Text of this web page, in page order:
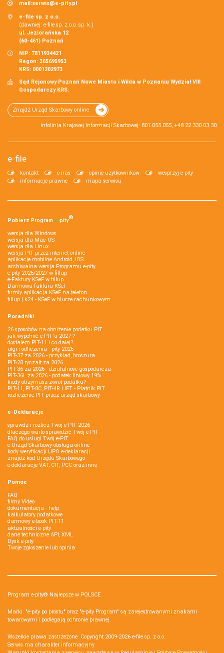
mail:serwis@e-pity.pl
e-file sp. z o.o.
(dawniej: e-file sp. z o.o. sp. k.)
ul. Jeziorańska 12
(60-461) Poznań
NIP: 7811934421
Regon: 365695953
KRS: 0001202973
Sąd Rejonowy Poznań Nowe Miasto i Wilda w Poznaniu Wydział VIII
Gospodarczy KRS.
Znajdź Urząd Skarbowy online
Infolinia Krajowej Informacji Skarbowej: 801 055 055, +48 22 330 03 30
e-file
kontakt o nas opinie użytkowników
wesprzyj e-pity
informacje prawne
mapa serwisu
Pobierz Program e‑pity®
wersja dla Windows
wersja dla Mac OS
wersja dla Linux
wersja PIT przez internet online
aplikacje mobilne Android, iOS
archiwalna wersja Programu e-pity
e-pity 2026/2027 w fillup
e‑Faktury KSeF w fillup
Darmowa faktura KSeF
firmly aplikacja KSeF na telefon
fillup | k24 - KSeF w biurze rachunkowym
Poradniki
26 sposobów na obniżenie podatku PIT
jak wypełnić e-PIT'a 2027 ?
dostałem PIT-11 i co dalej?
ulgi i odliczenia - pity 2026
PIT-37 za 2026 - przykład, broszura
PIT-28 ryczałt za 2026
PIT-36 za 2026 - działalność gospodarcza
PIT-36L za 2026 - podatek liniowy 19%
kiedy otrzymasz zwrot podatku?
PIT-11, PIT-8C, PIT-4R i IFT - Płatnik PIT
rozliczenie PIT przez urząd skarbowy
e-Deklaracje
sprawdź i rozlicz Twój e PIT 2026
dlaczego warto sprawdzić Twój e-PIT
FAQ do usługi Twój e-PIT
e-Urząd Skarbowy obsługa online
kody weryfikacji UPO e-deklaracji
znajdź kod Urzędu Skarbowego
e-deklaracje VAT, CIT, PCC oraz inne
Pomoc
FAQ
filmy Video
dokumentacja - help
kalkulatory podatkowe
darmowy e-book PIT-11
aktualności e-pity
dane techniczne API, XML
Dysk e-pity
Twoje zgłoszenie lub opinia
Program e-pity® Najlepsze w POLSCE.
Marki: "e-pity po prostu" oraz "e-pity Program" są zarejestrowanymi znakami
towarowymi i podlegają ochronie prawnej.
Wszelkie prawa zastrzeżone. Copyright 2009-2026 e-file sp. z o.o.
Serwis ma charakter informacyjny.